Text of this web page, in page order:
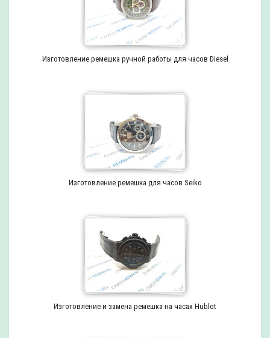
Изготовление ремешка ручной работы для часов Diesel
Изготовление ремешка для часов Seiko
Изготовление и замена ремешка на часах Hublot